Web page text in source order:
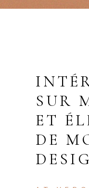
SUR
ET
DE